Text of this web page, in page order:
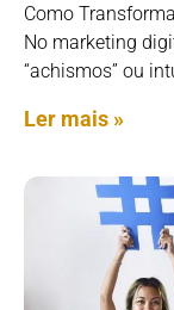
Como
No marketing
“achismos” ou
Ler mais »